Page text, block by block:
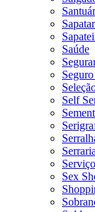
Saúde
Self
Serraria
Sex